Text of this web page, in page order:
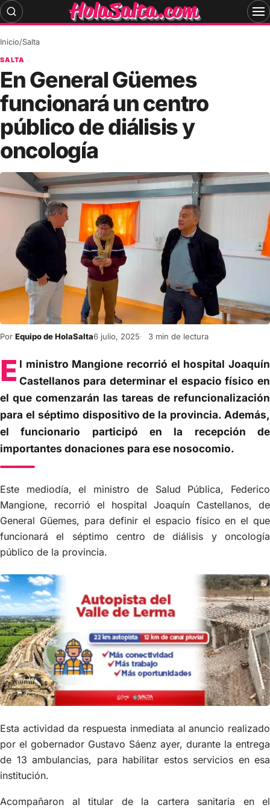
Skip
to
Inicio/Salta
SALTA
En General Güemes
funcionará un centro
público de diálisis y
oncología
Por Equipo de HolaSalta6 julio, 2025 3 min de lectura
E l ministro Mangione recorrió el hospital Joaquín
Castellanos para determinar el espacio físico en
el que comenzarán las tareas de refuncionalización
para el séptimo dispositivo de la provincia. Además,
el funcionario participó en la recepción de
importantes donaciones para ese nosocomio.
Este mediodía, el ministro de Salud Pública, Federico
Mangione, recorrió el hospital Joaquín Castellanos, de
General Güemes, para definir el espacio físico en el que
funcionará el séptimo centro de diálisis y oncología
público de la provincia.
Esta actividad da respuesta inmediata al anuncio realizado
por el gobernador Gustavo Sáenz ayer, durante la entrega
de 13 ambulancias, para habilitar estos servicios en esa
institución.
Acompañaron al titular de la cartera sanitaria en el